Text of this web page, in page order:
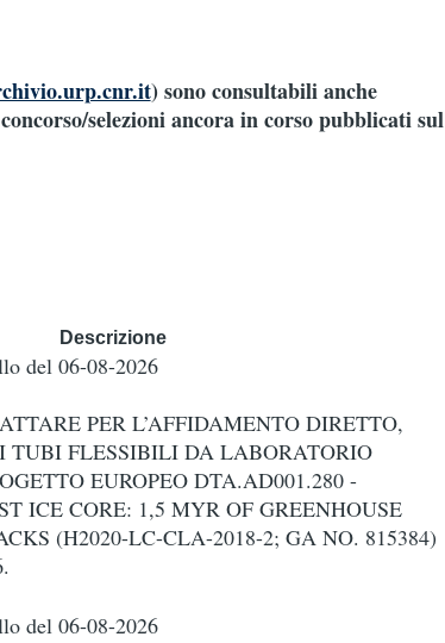
) sono consultabili anche
selezioni ancora in corso pubblicati sul
Descrizione
del 06-08-2026
PER L’AFFIDAMENTO DIRETTO,
FLESSIBILI DA LABORATORIO
EUROPEO DTA.AD001.280 -
ICE CORE: 1,5 MYR OF GREENHOUSE
(H2020-LC-CLA-2018-2; GA NO. 815384)
del 06-08-2026